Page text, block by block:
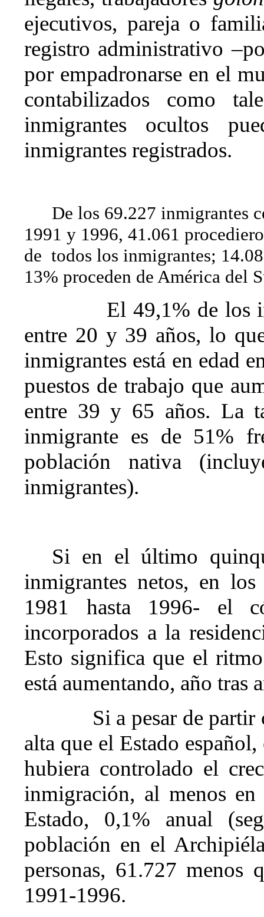
ejecutivos, pareja o
registro administrativo
por empadronarse en el
contabilizados como
inmigrantes ocultos
inmigrantes registrados.
De los 69.227 inmigrantes
1991 y 1996, 41.061
de todos los inmigrantes;
13% proceden de América del
El 49,1% de los
entre 20 y 39 años, lo
inmigrantes está en edad
puestos de trabajo que
entre 39 y 65 años. La
inmigrante es de 51%
población nativa
inmigrantes).
Si en el último
inmigrantes netos, en
1981 hasta 1996- el
incorporados a la
Esto significa que el
está aumentando, año tras
Si a pesar de
alta que el Estado
hubiera controlado el
inmigración, al menos
Estado, 0,1% anual
población en el
personas, 61.727 menos
1991-1996.